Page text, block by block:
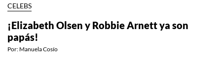
CELEBS
¡Elizabeth Olsen y Robbie Arnett ya son
papás!
Por: Manuela Cosío